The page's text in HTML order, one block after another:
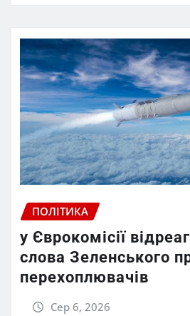
ПОЛІТИКА
у Єврокомісії
слова Зеленського
перехоплювачів
Сер 6, 2026